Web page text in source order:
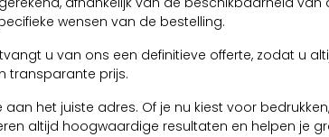
wensen van de bestelling.
u van ons een definitieve offerte, zodat u
transparante prijs.
aan het juiste adres. Of je nu kiest voor
altijd hoogwaardige resultaten en helpen je